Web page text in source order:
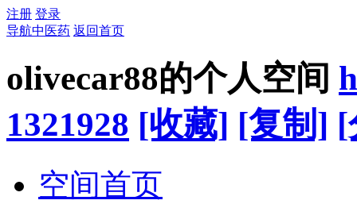
注册 登录
导航中医药 返回首页
olivecar88的个人空间
1321928 [收藏] [复制] [
空间首页